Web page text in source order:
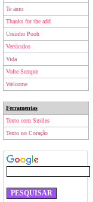
Te amo
Thanks for the add
Ursinho Pooh
Versículos
Vida
Volte Sempre
Welcome
Ferramentas
Texto com Smiles
Texto no Coração